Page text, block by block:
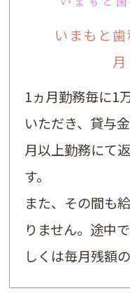
いまもと
1ヵ月勤務毎に1
いただき、貸与
月以上勤務にて
す。
また、その間も
りません。途中
しくは毎月残額